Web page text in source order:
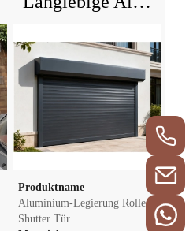
Produktname
Aluminium-Legierung Rolle
Shutter Tür